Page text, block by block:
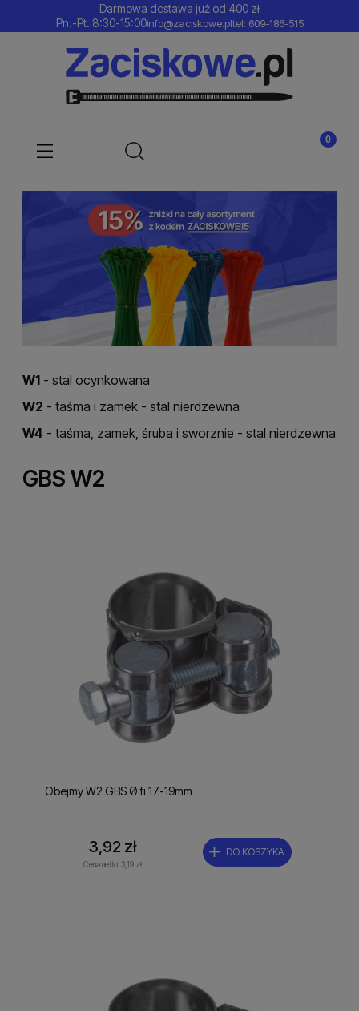
Darmowa dostawa już od 400 zł
Pn.-Pt. 8:30-15:00info@zaciskowe.pltel: 609-186-515
W1 - stal ocynkowana
W2 - taśma i zamek - stal nierdzewna
W4 - taśma, zamek, śruba i sworznie - stal nierdzewna
GBS W2
Obejmy W2 GBS Ø fi 17-19mm
3,92 zł
Cena netto:3,19 zł
DO KOSZYKA